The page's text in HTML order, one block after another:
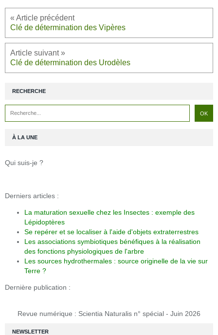
Clé de détermination des Vipères
Clé de détermination des Urodèles
NEWSLETTER
RECHERCHE
À LA UNE
Qui suis-je ?
Derniers articles :
La maturation sexuelle chez les Insectes : exemple des
Lépidoptères
Se repérer et se localiser à l'aide d'objets extraterrestres
Les associations symbiotiques bénéfiques à la réalisation
des fonctions physiologiques de l'arbre
Les sources hydrothermales : source originelle de la vie sur
Terre ?
Dernière publication :
Revue numérique : Scientia Naturalis n° spécial - Juin 2026